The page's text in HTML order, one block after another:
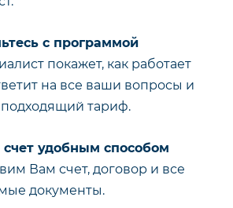
с программой
покажет, как работает
на все ваши вопросы и
тариф.
удобным способом
Вам счет, договор и все
документы.